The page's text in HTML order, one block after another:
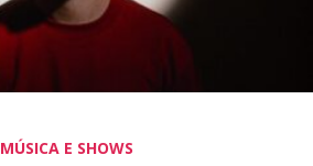
MÚSICA E SHOWS